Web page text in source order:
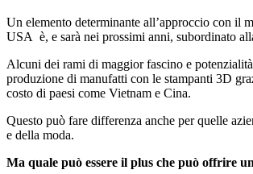
Un elemento determinante all’approccio con il
USA è, e sarà nei prossimi anni, subordinato
Alcuni dei rami di maggior fascino e
produzione di manufatti con le stampanti 3D
costo di paesi come Vietnam e Cina.
Questo può fare differenza anche per quelle
e della moda.
Ma quale può essere il plus che può offrire